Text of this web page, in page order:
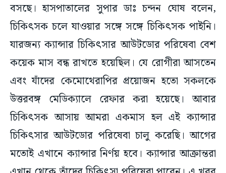
বসছে। হাসপাতালের সুপার ডাঃ চন্দন ঘোষ বলেন,
চিকিৎসক চলে যাওয়ার সঙ্গে সঙ্গে চিকিৎসক পাইনি।
যারজন্য ক্যান্সার চিকিৎসার আউটডোর পরিষেবা বেশ
কয়েক মাস বন্ধ রাখতে হয়েছিল। যে রোগীরা আসতেন
এবং যাঁদের কেমোথেরাপির প্রয়োজন হতো সকলকে
উত্তরবঙ্গ মেডিক্যালে রেফার করা হয়েছে। আবার
চিকিৎসক আসায় আমরা একমাস হল এই ক্যান্সার
চিকিৎসার আউটডোর পরিষেবা চালু করেছি। আগের
মতোই এখানে ক্যান্সার নির্ণয় হবে। ক্যান্সার আক্রান্তরা